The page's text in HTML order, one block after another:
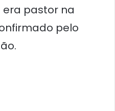
era pastor na
pelo